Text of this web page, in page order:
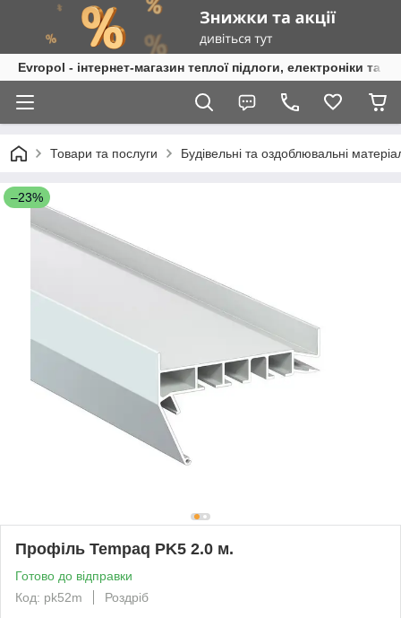
Evropol - інтернет-магазин теплої підлоги, електроніки та
Товари та послуги Будівельні та оздоблювальні
–23%
Профіль Tempaq PK5 2.0 м.
Готово до відправки
Код: pk52m
Роздріб